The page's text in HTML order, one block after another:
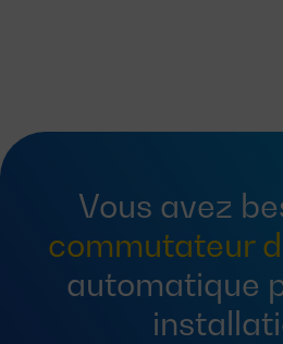
Vous avez
commutateur
automatique